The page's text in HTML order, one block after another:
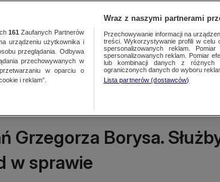
Więcej
Grzegorza Borysa.
w sprawie
161 Zaufanych Partnerów
urządzeniu użytkownika i
przeglądania. Odbywa
przechowywanych w
w oparciu o
i reklam”.
Wraz z naszymi partnerami
Przechowywanie informacji na
treści. Wykorzystywanie profili w celu
spersonalizowanych reklam.
spersonalizowanych reklam. Pomiar
lub kombinacji danych z różnych
ograniczonych danych do wyboru
Lista partnerów (dostawców)